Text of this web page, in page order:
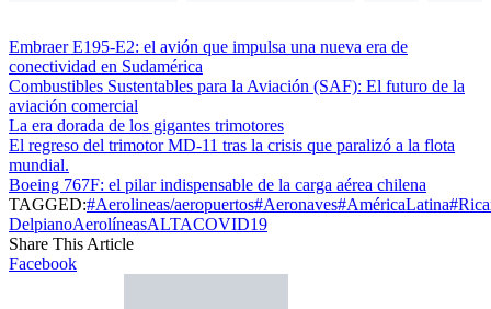
Embraer E195-E2: el avión que impulsa una nueva era de
conectividad en Sudamérica
Combustibles Sustentables para la Aviación (SAF): El futuro de la
aviación comercial
La era dorada de los gigantes trimotores
El regreso del trimotor MD-11 tras la crisis que paralizó a la flota
mundial.
Boeing 767F: el pilar indispensable de la carga aérea chilena
TAGGED:#Aerolineas/aeropuertos#Aeronaves#AméricaLatina
DelpianoAerolíneasALTACOVID19
Share This Article
Facebook